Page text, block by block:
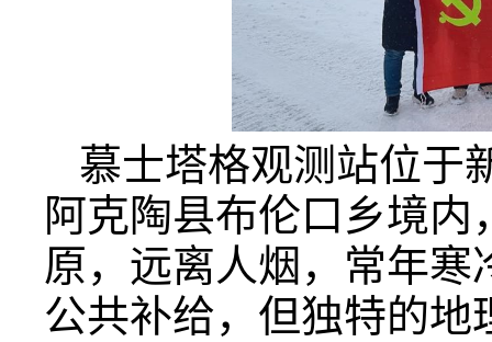
慕士塔格观测站位于
阿克陶县布伦口乡境
原，远离人烟，常年
公共补给，但独特的